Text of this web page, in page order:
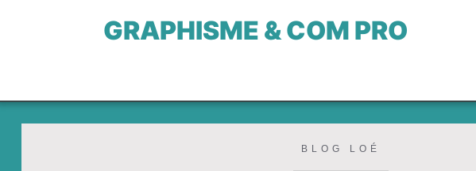
GRAPHISME & COM PRO
BLOG LOÉ